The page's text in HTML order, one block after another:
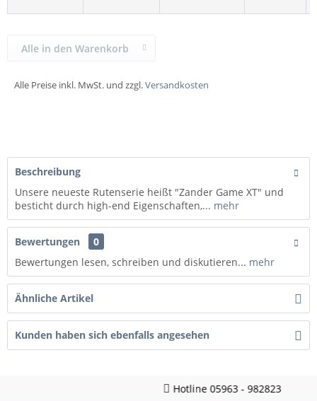
Alle Preise inkl. MwSt. und zzgl.Versandkosten
Alle in den Warenkorb
Beschreibung
Unsere neueste Rutenserie heißt "Zander Game XT" und
besticht durch high-end Eigenschaften,... mehr
Bewertungen
0
Bewertungen lesen, schreiben und diskutieren... mehr
Ähnliche Artikel
Kunden haben sich ebenfalls angesehen
Hotline 05963 - 982823